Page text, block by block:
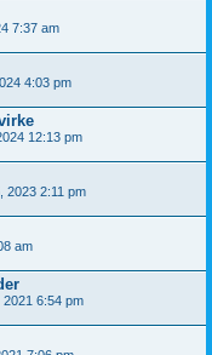
7:37 am
4:03 pm
12:13 pm
2023 2:11 pm
am
6:54 pm